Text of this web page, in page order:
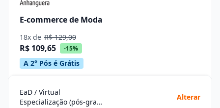
E-commerce de Moda
18x de R$ 129,00
R$ 109,65 -15%
A 2° Pós é Grátis
EaD / Virtual
Especialização (pós-graduação)
Alterar